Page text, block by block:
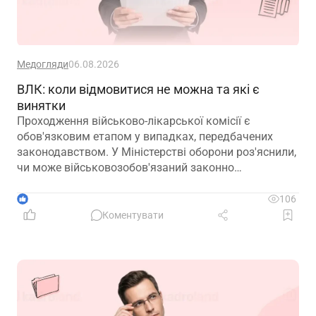
Медогляди06.08.2026
ВЛК: коли відмовитися не можна та які є
винятки
Проходження військово-лікарської комісії є
обов'язковим етапом у випадках, передбачених
законодавством. У Міністерстві оборони роз'яснили,
чи може військовозобов'язаний законно
матиме така відмова та що робити, якщо особа не
погоджується з направленням на ВЛК
1
106
Коментувати